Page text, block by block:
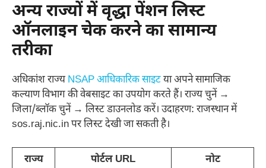
अन्य राज्यों में वृद्धा पेंशन लिस्ट
ऑनलाइन चेक करने का सामान्य
तरीका
अधिकांश राज्य NSAP आधिकारिक साइटया अपने सामाजिक
कल्याण विभाग की वेबसाइट का उपयोग करते हैं। राज्य चुनें →
जिला/ब्लॉक चुनें → लिस्ट डाउनलोड करें। उदाहरण: राजस्थान में
sos.raj.nic.in पर लिस्ट देखी जा सकती है।
राज्य पोर्टल URL
नोट